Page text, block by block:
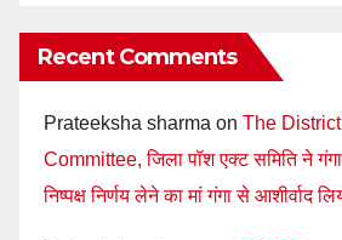
Recent Comments
Prateeksha sharma on The
Committee, जिला पॉश एक्ट समिति ने
निष्पक्ष निर्णय लेने का मां गंगा से आशीर्वाद